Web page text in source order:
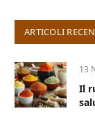
ARTICOLI
13
Il